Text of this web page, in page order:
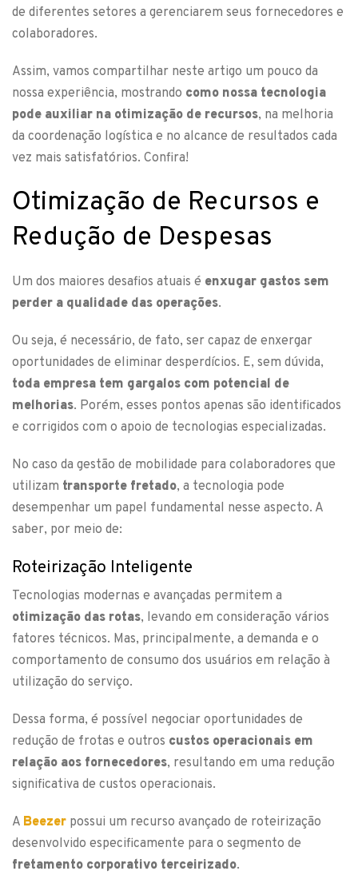
de diferentes setores a gerenciarem seus fornecedores e
colaboradores.
Assim, vamos compartilhar neste artigo um pouco da
nossa experiência, mostrando como nossa tecnologia
pode auxiliar na otimização de recursos, na melhoria
da coordenação logística e no alcance de resultados cada
vez mais satisfatórios. Confira!
Otimização de Recursos e
Redução de Despesas
Um dos maiores desafios atuais é enxugar gastos sem
perder a qualidade das operações.
Ou seja, é necessário, de fato, ser capaz de enxergar
oportunidades de eliminar desperdícios. E, sem dúvida,
toda empresa tem gargalos com potencial de
melhorias. Porém, esses pontos apenas são identificados
e corrigidos com o apoio de tecnologias especializadas.
No caso da gestão de mobilidade para colaboradores que
utilizam transporte fretado, a tecnologia pode
desempenhar um papel fundamental nesse aspecto. A
saber, por meio de:
Roteirização Inteligente
Tecnologias modernas e avançadas permitem a
otimização das rotas, levando em consideração vários
fatores técnicos. Mas, principalmente, a demanda e o
comportamento de consumo dos usuários em relação à
utilização do serviço.
Dessa forma, é possível negociar oportunidades de
redução de frotas e outros custos operacionais em
relação aos fornecedores, resultando em uma redução
significativa de custos operacionais.
A Beezer possui um recurso avançado de roteirização
desenvolvido especificamente para o segmento de
fretamento corporativo terceirizado.